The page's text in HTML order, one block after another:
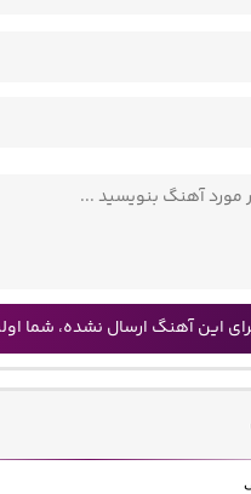
این آهنگ ارسال نشده، شما